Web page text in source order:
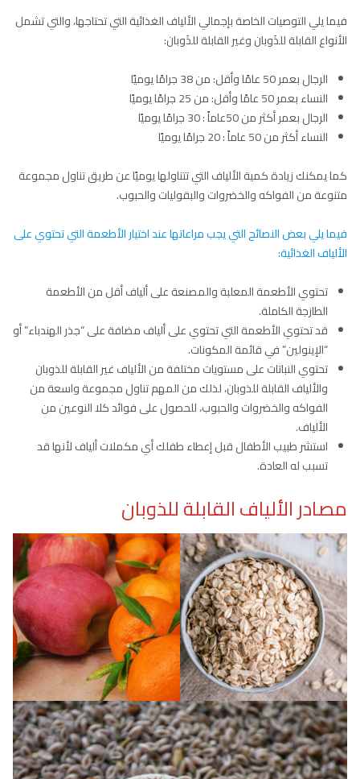
فيما يلي التوصيات الخاصة بإجمالي الألياف الغذائية التي تحتاجها، والتي تشمل
الأنواع القابلة للذَوبان وغير القابلة للذَوبان:
الرجال بعمر 50 عامًا وأقل: من 38 جرامًا يوميًا
النساء بعمر 50 عامًا وأقل: من 25 جرامًا يوميًا
الرجال بعمر أكثر من 50عاماً : 30 جرامًا يوميًا
النساء أكثر من 50 عاماً : 20 جرامًا يوميًا
كما يمكنك زيادة كمية الألياف التي تتناولها يوميًا عن طريق تناول مجموعة
متنوعة من الفواكه والخضروات والبقوليات والحبوب.
فيما يلي بعض النصائح التي يجب مراعاتها عند اختيار الأطعمة التي تحتوي على
الألياف الغذائية:
تحتوي الأطعمة المعلبة والمصنعة على ألياف أقل من الأطعمة
الطازجة الكاملة.
قد تحتوي الأطعمة التي تحتوي على ألياف مضافة على “جذر الهندباء” أو
“الإينولين” في قائمة المكونات.
تحتوي النباتات على مستويات مختلفة من الألياف غير القابلة للذوبان
والألياف القابلة للذوبان، لذلك من المهم تناول مجموعة واسعة من
الفواكه والخضروات والحبوب، للحصول على فوائد كلا النوعين من
الألياف.
استشر طبيب الأطفال قبل إعطاء طفلك أي مكملات ألياف لأنها قد
تسبب له العادة.
مصادر الألياف القابلة للذوبان